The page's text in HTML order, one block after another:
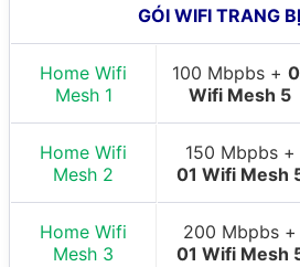
GÓI WIFI TRANG
Home Wifi
Mesh 1
100 Mbpbs +
Wifi Mesh 5
Home Wifi
Mesh 2
150 Mbpbs +
01 Wifi Mesh
Home Wifi
Mesh 3
200 Mbpbs +
01 Wifi Mesh